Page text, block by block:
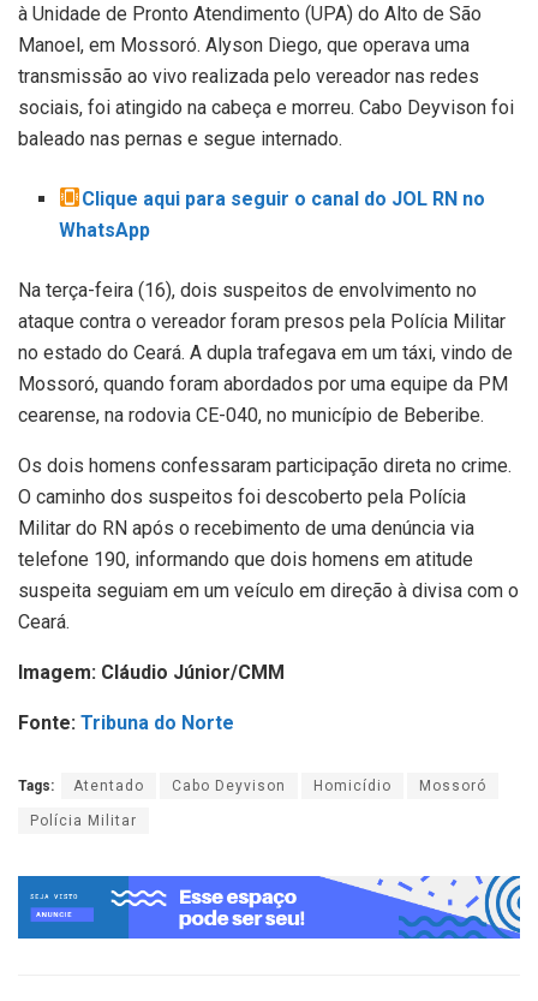
à Unidade de Pronto Atendimento (UPA) do Alto de São
Manoel, em Mossoró. Alyson Diego, que operava uma
transmissão ao vivo realizada pelo vereador nas redes
sociais, foi atingido na cabeça e morreu. Cabo Deyvison foi
baleado nas pernas e segue internado.
Clique aqui para seguir o canal do JOL RN no
WhatsApp
Na terça-feira (16), dois suspeitos de envolvimento no
ataque contra o vereador foram presos pela Polícia Militar
no estado do Ceará. A dupla trafegava em um táxi, vindo de
Mossoró, quando foram abordados por uma equipe da PM
cearense, na rodovia CE-040, no município de Beberibe.
Os dois homens confessaram participação direta no crime.
O caminho dos suspeitos foi descoberto pela Polícia
Militar do RN após o recebimento de uma denúncia via
telefone 190, informando que dois homens em atitude
suspeita seguiam em um veículo em direção à divisa com o
Ceará.
Imagem: Cláudio Júnior/CMM
Fonte: Tribuna do Norte
Tags: Atentado Cabo Deyvison Homicídio Mossoró
Polícia Militar